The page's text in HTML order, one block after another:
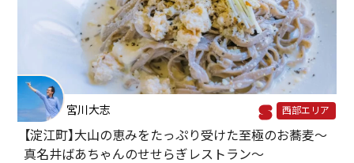
宮川大志 西部エリア
【淀江町】大山の恵みをたっぷり受けた至極のお蕎麦〜
真名井ばあちゃんのせせらぎレストラン〜